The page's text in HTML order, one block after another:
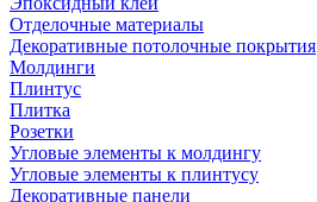
Отделочные материалы
Декоративные потолочные покрытия
Молдинги
Плинтус
Плитка
Розетки
Угловые элементы к молдингу
Угловые элементы к плинтусу
Декоративные панели